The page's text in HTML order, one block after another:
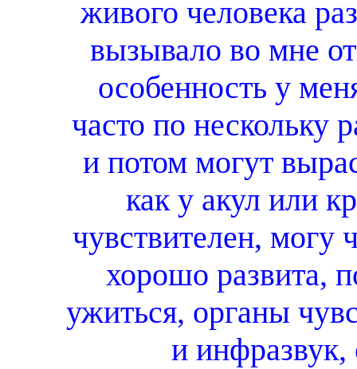
живого человека
вызывало во мне
особенность у
часто по нескольку
и потом могут
как у акул или
чувствителен, могу
хорошо развита,
ужиться, органы
и